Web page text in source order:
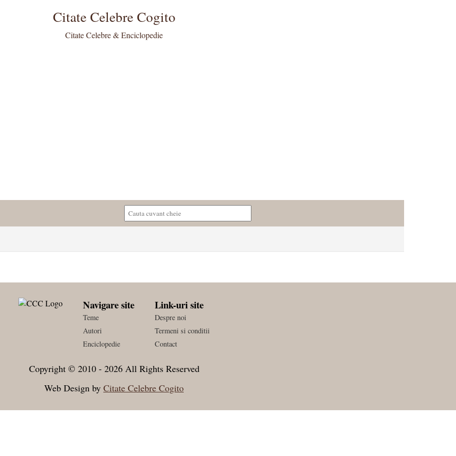
Citate Celebre Cogito
Citate Celebre & Enciclopedie
Navigare site
Teme
Autori
Enciclopedie
Link-uri site
Despre noi
Termeni si conditii
Contact
Copyright © 2010 - 2026 All Rights Reserved
Web Design by Citate Celebre Cogito